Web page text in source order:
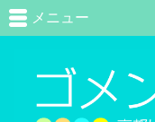
メニュー